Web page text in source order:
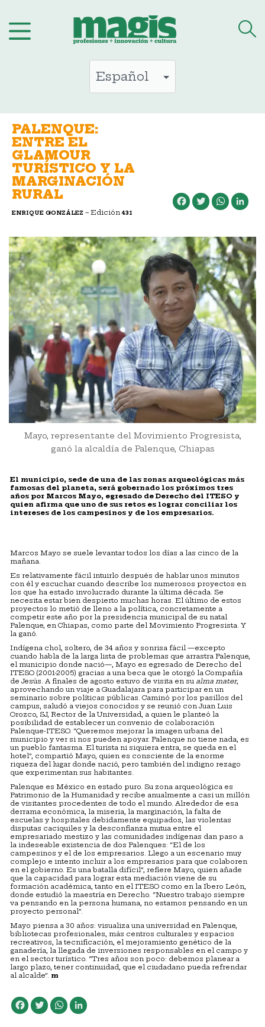
al
PALENQUE:
ENTRE EL
GLAMOUR
TURÍSTICO Y LA
MARGINACIÓN
RURAL
ENRIQUE GONZÁLEZ – Edición431
Facebook Twitter WhatsApp
Mayo, representante del Movimiento Progresista,
ganó la alcaldía de Palenque, Chiapas
El municipio, sede de una de las zonas arqueológicas más
famosas del planeta, será gobernado los próximos tres
años por Marcos Mayo, egresado de Derecho del ITESO y
quien afirma que uno de sus retos es lograr conciliar los
intereses de los campesinos y de los empresarios.
Marcos Mayo se suele levantar todos los días a las cinco de la
mañana.
Es relativamente fácil intuirlo después de hablar unos minutos
con él y escuchar cuando describe los numerosos proyectos en
los que ha estado involucrado durante la última década. Se
necesita estar bien despierto muchas horas. El último de estos
proyectos lo metió de lleno a la política, concretamente a
competir este año por la presidencia municipal de su natal
Palenque, en Chiapas, como parte del Movimiento Progresista. Y
la ganó.
Indígena chol, soltero, de 34 años y sonrisa fácil —excepto
cuando habla de la larga lista de problemas que arrastra Palenque,
el municipio donde nació—, Mayo es egresado de Derecho del
ITESO (2001-2005) gracias a una beca que le otorgó la Compañía
de Jesús. A finales de agosto estuvo de visita en su alma mater,
aprovechando un viaje a Guadalajara para participar en un
seminario sobre políticas públicas. Caminó por los pasillos del
campus, saludó a viejos conocidos y se reunió con Juan Luis
Orozco, SJ, Rector de la Universidad, a quien le planteó la
posibilidad de establecer un convenio de colaboración
Palenque-ITESO. “Queremos mejorar la imagen urbana del
municipio y ver si nos pueden apoyar. Palenque no tiene nada, es
un pueblo fantasma. El turista ni siquiera entra, se queda en el
hotel”, compartió Mayo, quien es consciente de la enorme
riqueza del lugar donde nació, pero también del indigno rezago
que experimentan sus habitantes.
Palenque es México en estado puro. Su zona arqueológica es
Patrimonio de la Humanidad y recibe anualmente a casi un millón
de visitantes procedentes de todo el mundo. Alrededor de esa
derrama económica, la miseria, la marginación, la falta de
escuelas y hospitales debidamente equipados, las violentas
disputas caciquiles y la desconfianza mutua entre el
empresariado mestizo y las comunidades indígenas dan paso a
la indeseable existencia de dos Palenques: “El de los
campesinos y el de los empresarios. Llego a un escenario muy
complejo e intento incluir a los empresarios para que colaboren
en el gobierno. Es una batalla difícil”, refiere Mayo, quien añade
que la capacidad para lograr esta mediación viene de su
formación académica, tanto en el ITESO como en la Ibero León,
donde estudió la maestría en Derecho. “Nuestro trabajo siempre
va pensando en la persona humana, no estamos pensando en un
proyecto personal”.
Mayo piensa a 30 años: visualiza una universidad en Palenque,
bibliotecas profesionales, más centros culturales y espacios
recreativos, la tecnificación, el mejoramiento genético de la
ganadería, la llegada de inversiones responsables en el campo y
en el sector turístico. “Tres años son poco: debemos planear a
largo plazo, tener continuidad, que el ciudadano pueda refrendar
al alcalde”. m
Facebook
TwitterWhatsApp